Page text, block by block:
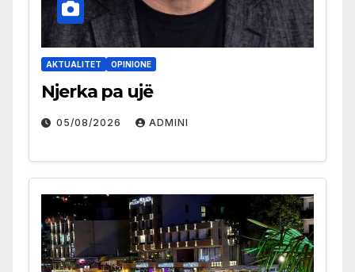
AKTUALITET OPINIONE
Njerka pa ujë
05/08/2026 ADMINI